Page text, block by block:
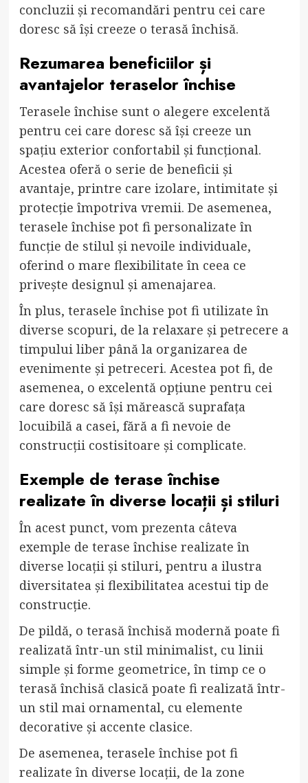
concluzii și recomandări pentru cei care
doresc să își creeze o terasă închisă.
Rezumarea beneficiilor și
avantajelor teraselor închise
Terasele închise sunt o alegere excelentă
pentru cei care doresc să își creeze un
spațiu exterior confortabil și funcțional.
Acestea oferă o serie de beneficii și
avantaje, printre care izolare, intimitate și
protecție împotriva vremii. De asemenea,
terasele închise pot fi personalizate în
funcție de stilul și nevoile individuale,
oferind o mare flexibilitate în ceea ce
privește designul și amenajarea.
În plus, terasele închise pot fi utilizate în
diverse scopuri, de la relaxare și petrecere a
timpului liber până la organizarea de
evenimente și petreceri. Acestea pot fi, de
asemenea, o excelentă opțiune pentru cei
care doresc să își mărească suprafața
locuibilă a casei, fără a fi nevoie de
construcții costisitoare și complicate.
Exemple de terase închise
realizate în diverse locații și stiluri
În acest punct, vom prezenta câteva
exemple de terase închise realizate în
diverse locații și stiluri, pentru a ilustra
diversitatea și flexibilitatea acestui tip de
construcție.
De pildă, o terasă închisă modernă poate fi
realizată într-un stil minimalist, cu linii
simple și forme geometrice, în timp ce o
terasă închisă clasică poate fi realizată într-
un stil mai ornamental, cu elemente
decorative și accente clasice.
De asemenea, terasele închise pot fi
realizate în diverse locații, de la zone